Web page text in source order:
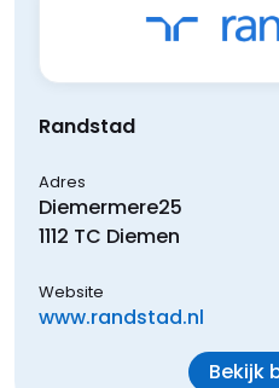
Randstad
Adres
Diemermere25
1112 TC Diemen
Website
www.randstad.nl
Bekijk